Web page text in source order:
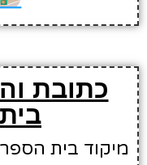
כתובת
מיקוד בית הספר: